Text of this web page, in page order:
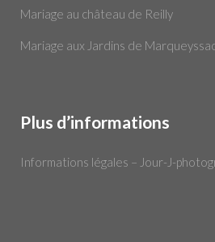
Mariage au château de Reilly
Mariage aux Jardins de
Plus d’informations
Informations légales – Jour-J-